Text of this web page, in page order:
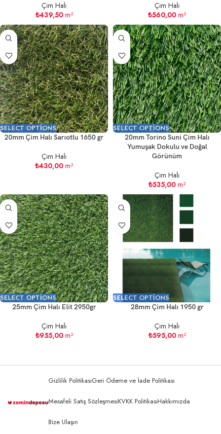
Çim Halı
₺439,50m²
Çim Halı
₺560,00 m²
SELECT OPTIONS
20mm Çim Halı Sarıotlu 1650 gr
Çim Halı
₺430,00 m²
SELECT OPTIONS
20mm Torino Suni Çim Halı
Yumuşak Dokulu ve Doğal
Görünüm
Çim Halı
₺535,00 m²
SELECT OPTIONS
25mm Çim Halı Elit 2950gr
Çim Halı
₺955,00m²
SELECT OPTIONS
28mm Çim Halı 1950 gr
Çim Halı
₺595,00m²
Gizlilik PolitikasıGeri Ödeme ve İade Politikası
Mesafeli Satış SözleşmesiKVKK PolitikasıHakkımızda
Bize Ulaşın